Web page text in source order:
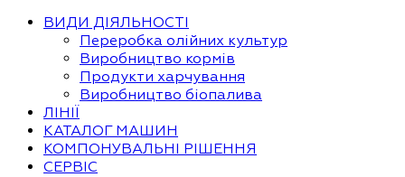
ВИДИ ДІЯЛЬНОСТІ
Переробка олійних культур
Виробництво кормів
Продукти харчування
Виробництво біопалива
ЛІНІЇ
КАТАЛОГ МАШИН
КОМПОНУВАЛЬНІ РІШЕННЯ
СЕРВІС